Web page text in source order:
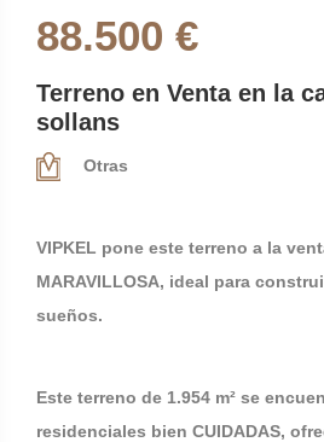
88.500 €
Terreno en Venta en la
sollans
Otras
VIPKEL pone este terreno a la
MARAVILLOSA, ideal para
sueños.
Este terreno de 1.954 m² se
residenciales bien CUIDADAS,